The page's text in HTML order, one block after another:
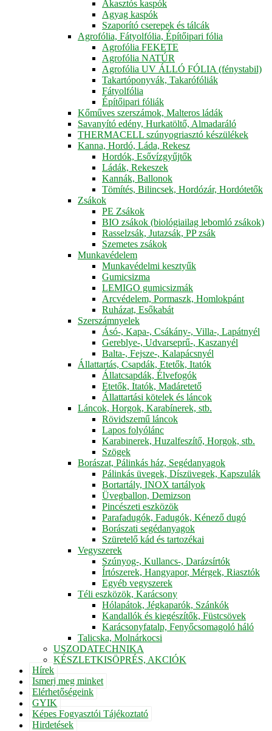
Akasztós kaspók
Agyag kaspók
Szaporító cserepek és tálcák
Agrofólia, Fátyolfólia, Építőipari fólia
Agrofólia FEKETE
Agrofólia NATÚR
Agrofólia UV ÁLLÓ FÓLIA (fénystabil)
Takartóponyvák, Takarófóliák
Fátyolfólia
Építőipari fóliák
Kőműves szerszámok, Malteros ládák
Savanyító edény, Hurkatöltő, Almadaráló
THERMACELL szúnyogriasztó készülékek
Kanna, Hordó, Láda, Rekesz
Hordók, Esővízgyűjtők
Ládák, Rekeszek
Kannák, Ballonok
Tömítés, Bilincsek, Hordózár, Hordótetők
Zsákok
PE Zsákok
BIO zsákok (biológiailag lebomló zsákok)
Rasselzsák, Jutazsák, PP zsák
Szemetes zsákok
Munkavédelem
Munkavédelmi kesztyűk
Gumicsizma
LEMIGO gumicsizmák
Arcvédelem, Pormaszk, Homlokpánt
Ruházat, Esőkabát
Szerszámnyelek
Ásó-, Kapa-, Csákány-, Villa-, Lapátnyél
Gereblye-, Udvarseprű-, Kaszanyél
Balta-, Fejsze-, Kalapácsnyél
Állattartás, Csapdák, Etetők, Itatók
Állatcsapdák, Élvefogók
Etetők, Itatók, Madáretető
Állattartási kötelek és láncok
Láncok, Horgok, Karabínerek, stb.
Rövidszemű láncok
Lapos folyólánc
Karabinerek, Huzalfeszítő, Horgok, stb.
Szögek
Borászat, Pálinkás ház, Segédanyagok
Pálinkás üvegek, Díszüvegek, Kapszulák
Bortartály, INOX tartályok
Üvegballon, Demizson
Pincészeti eszközök
Parafadugók, Fadugók, Kénező dugó
Borászati segédanyagok
Szüretelő kád és tartozékai
Vegyszerek
Szúnyog-, Kullancs-, Darázsírtók
Írtószerek, Hangyapor, Mérgek, Riasztók
Egyéb vegyszerek
Téli eszközök, Karácsony
Hólapátok, Jégkaparók, Szánkók
Kandallók és kiegészítők, Füstcsövek
Karácsonyfatalp, Fenyőcsomagoló háló
Talicska, Molnárkocsi
USZODATECHNIKA
KÉSZLETKISÖPRÉS, AKCIÓK
Hírek
Ismerj meg minket
Elérhetőségeink
GYIK
Képes Fogyasztói Tájékoztató
Hirdetések